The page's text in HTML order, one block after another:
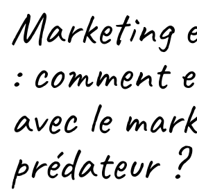
Marketing
: comment
avec le
prédateur ?